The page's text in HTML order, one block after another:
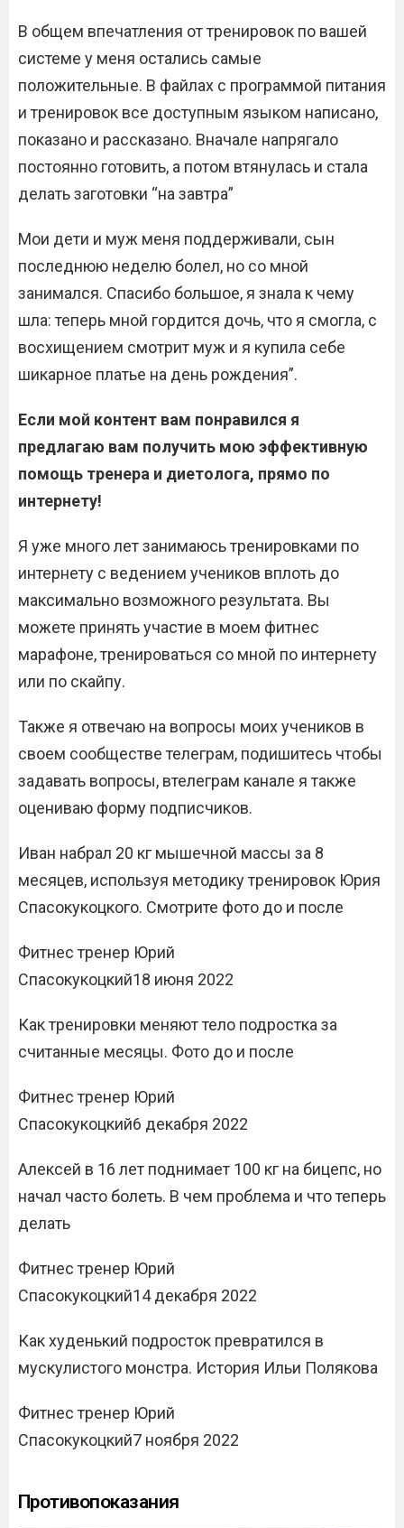
В общем впечатления от тренировок по вашей
системе у меня остались самые
положительные. В файлах с программой питания
и тренировок все доступным языком написано,
показано и рассказано. Вначале напрягало
постоянно готовить, а потом втянулась и стала
делать заготовки “на завтра”
Мои дети и муж меня поддерживали, сын
последнюю неделю болел, но со мной
занимался. Спасибо большое, я знала к чему
шла: теперь мной гордится дочь, что я смогла, с
восхищением смотрит муж и я купила себе
шикарное платье на день рождения”.
Если мой контент вам понравился я
предлагаю вам получить мою эффективную
помощь тренера и диетолога, прямо по
интернету!
Я уже много лет занимаюсь тренировками по
интернету с ведением учеников вплоть до
максимально возможного результата. Вы
можете принять участие в моем фитнес
марафоне, тренироваться со мной по интернету
или по скайпу.
Также я отвечаю на вопросы моих учеников в
своем сообществе телеграм, подишитесь чтобы
задавать вопросы, втелеграм канале я также
оцениваю форму подписчиков.
Иван набрал 20 кг мышечной массы за 8
месяцев, используя методику тренировок Юрия
Спасокукоцкого. Смотрите фото до и после
Фитнес тренер Юрий
Спасокукоцкий18 июня 2022
Как тренировки меняют тело подростка за
считанные месяцы. Фото до и после
Фитнес тренер Юрий
Спасокукоцкий6 декабря 2022
Алексей в 16 лет поднимает 100 кг на бицепс, но
начал часто болеть. В чем проблема и что теперь
делать
Фитнес тренер Юрий
Спасокукоцкий14 декабря 2022
Как худенький подросток превратился в
мускулистого монстра. История Ильи Полякова
Фитнес тренер Юрий
Спасокукоцкий7 ноября 2022
Противопоказания